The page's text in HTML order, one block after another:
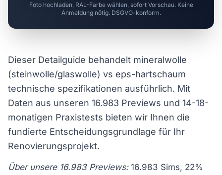
Foto hochladen, RAL-Farbe wählen, sofort Vorschau. Keine
Anmeldung nötig. DSGVO-konform.
Dieser Detailguide behandelt mineralwolle
(steinwolle/glaswolle) vs eps-hartschaum
technische spezifikationen ausführlich. Mit
Daten aus unseren 16.983 Previews und 14-18-
monatigen Praxistests bieten wir Ihnen die
fundierte Entscheidungsgrundlage für Ihr
Renovierungsprojekt.
Über unsere 16.983 Previews:16.983 Sims, 22%